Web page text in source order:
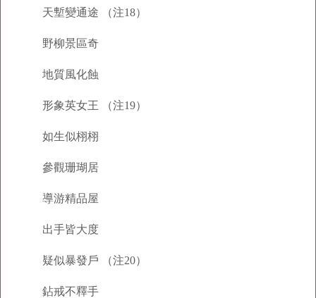
天塹變通途 （注18）
野柳景區奇
地質風化蝕
形象英女王 （注19）
如生似栩栩
參觀珊瑚居
導游精品屋
出手皆大度
疑似暴發戶 （注20）
鉆戒不釋手